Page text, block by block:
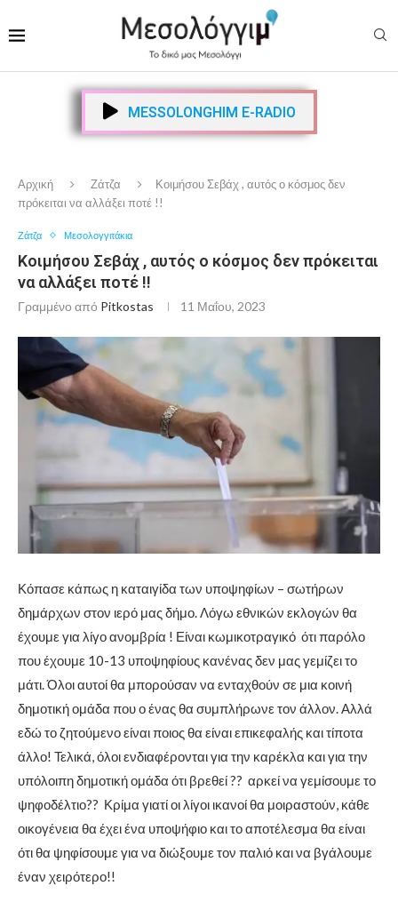
MESSOLONGHIM E-RADIO
Αρχική Ζάτζα
Κοιμήσου Σεβάχ , αυτός ο κόσμος δεν
πρόκειται να αλλάξει ποτέ !!
Ζάτζα Μεσολογγιτάκια
Κοιμήσου Σεβάχ , αυτός ο κόσμος δεν πρόκειται
να αλλάξει ποτέ !!
Γραμμένο από Pitkostas 11 Μαΐου, 2023
Κόπασε κάπως η καταιγίδα των υποψηφίων – σωτήρων
δημάρχων στον ιερό μας δήμο. Λόγω εθνικών εκλογών θα
έχουμε για λίγο ανομβρία ! Είναι κωμικοτραγικό ότι παρόλο
που έχουμε 10-13 υποψηφίους κανένας δεν μας γεμίζει το
μάτι. Όλοι αυτοί θα μπορούσαν να ενταχθούν σε μια κοινή
δημοτική ομάδα που ο ένας θα συμπλήρωνε τον άλλον. Αλλά
εδώ το ζητούμενο είναι ποιος θα είναι επικεφαλής και τίποτα
άλλο! Τελικά, όλοι ενδιαφέρονται για την καρέκλα και για την
υπόλοιπη δημοτική ομάδα ότι βρεθεί ?? αρκεί να γεμίσουμε το
ψηφοδέλτιο?? Κρίμα γιατί οι λίγοι ικανοί θα μοιραστούν, κάθε
οικογένεια θα έχει ένα υποψήφιο και το αποτέλεσμα θα είναι
ότι θα ψηφίσουμε για να διώξουμε τον παλιό και να βγάλουμε
έναν χειρότερο!!